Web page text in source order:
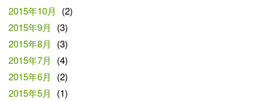
2015年10月
(2)
2015年9月
(3)
2015年8月
(3)
2015年7月
(4)
2015年6月
(2)
2015年5月
(1)